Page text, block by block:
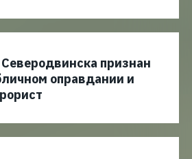
признан
оправдании и